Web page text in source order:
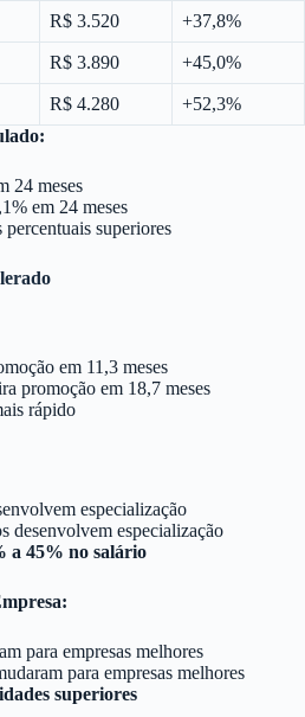
R$ 3.520 +37,8%
R$ 3.890 +45,0%
R$ 4.280
+52,3%
24 meses
em 24 meses
percentuais superiores
em 11,3 meses
promoção em 18,7 meses
rápido
especialização
desenvolvem especialização
a 45% no salário
para empresas melhores
para empresas melhores
superiores